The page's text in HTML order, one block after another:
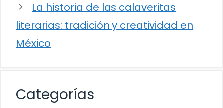
La historia de las calaveritas
literarias: tradición y creatividad en
México
Categorías